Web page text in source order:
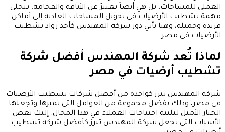
العملي للمساحات، بل هي أيضاً تعبيرٌ عن الأناقة والفخامة. تتجلى
مهمة تشطيب الأرضيات في تحويل المساحات العادية إلى أماكن
فريدة وجميلة، وهنا يأتي دور شركة المهندس كأحد رواد تشطيب
الأرضيات في مصر.
لماذا تُعد شركة المهندس أفضل شركة
تشطيب أرضيات في مصر
شركة المهندس تبرز كواحدة من أفضل شركات تشطيب الأرضيات
في مصر، وذلك بفضل مجموعة من العوامل التي تميزها وتجعلها
الخيار الأمثل لتلبية احتياجات العملاء في هذا المجال. إليك بعض
الأسباب التي تجعل شركة المهندس تبرز كأفضل شركة تشطيب